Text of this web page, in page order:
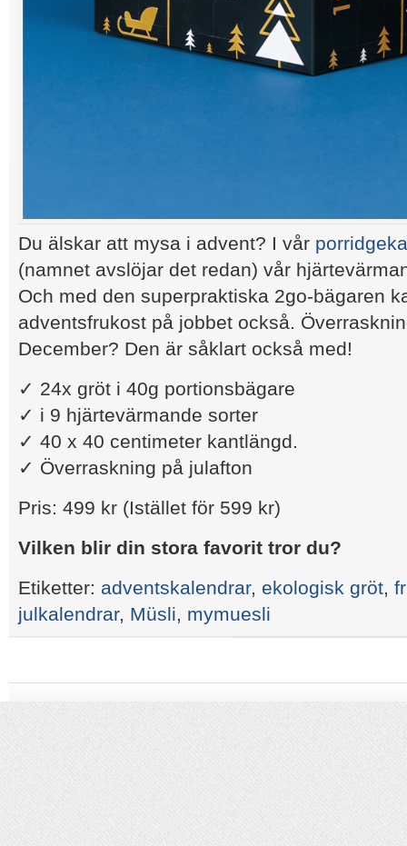
Du älskar att mysa i advent? I vår
(namnet avslöjar det redan) vår
Och med den superpraktiska 2go-bägaren
adventsfrukost på jobbet också.
December? Den är såklart också med!
✓ 24x gröt i 40g portionsbägare
✓ i 9 hjärtevärmande sorter
✓ 40 x 40 centimeter kantlängd.
✓ Överraskning på julafton
Pris: 499 kr (Istället för 599 kr)
Vilken blir din stora favorit tror du?
Etiketter: adventskalendrar, ekologisk gröt,
julkalendrar, Müsli, mymuesli